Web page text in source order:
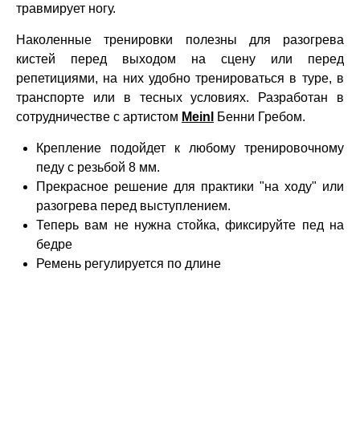
травмирует ногу.
Наколенные тренировки полезны для разогрева
кистей перед выходом на сцену или перед
репетициями, на них удобно тренироваться в туре, в
транспорте или в тесных условиях. Разработан в
сотрудничестве с артистом Meinl Бенни Гребом.
Крепление подойдет к любому тренировочному
педу с резьбой 8 мм.
Прекрасное решение для практики "на ходу" или
разогрева перед выступлением.
Теперь вам не нужна стойка, фиксируйте пед на
бедре
Ремень регулируется по длине